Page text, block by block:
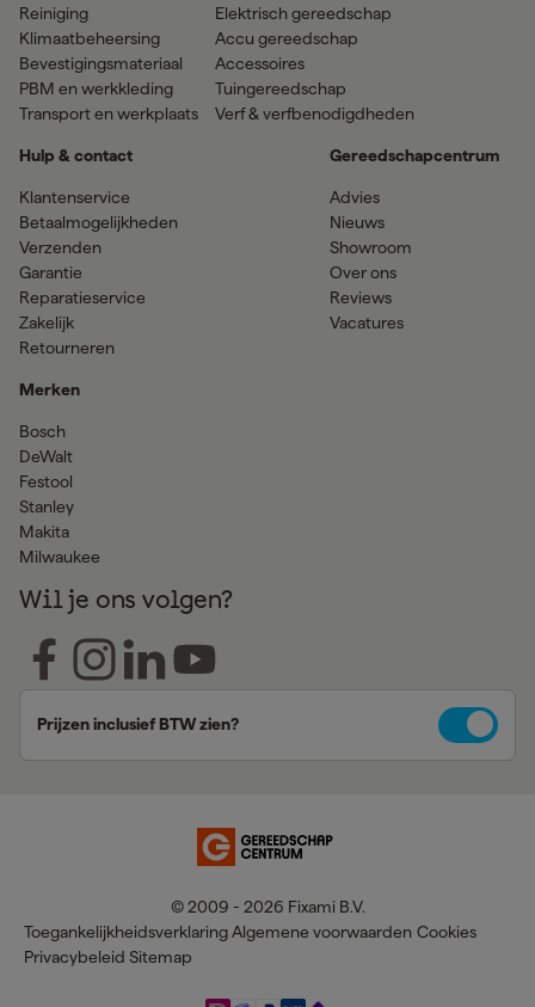
Reiniging
Klimaatbeheersing
Bevestigingsmateriaal
PBM en werkkleding
Transport en werkplaats
Elektrisch gereedschap
Accu gereedschap
Accessoires
Tuingereedschap
Verf & verfbenodigdheden
Hulp & contact
Klantenservice
Betaalmogelijkheden
Verzenden
Garantie
Reparatieservice
Zakelijk
Retourneren
Merken
Bosch
DeWalt
Festool
Stanley
Makita
Milwaukee
Gereedschapcentrum
Advies
Nieuws
Showroom
Over ons
Reviews
Vacatures
Wil je ons volgen?
Prijzen inclusief BTW zien?
© 2009 - 2026 Fixami B.V.
Toegankelijkheidsverklaring Algemene voorwaarden Cookies
Privacybeleid Sitemap